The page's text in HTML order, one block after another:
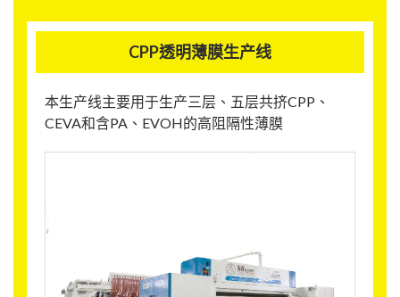
CPP透明薄膜生产线
本生产线主要用于生产三层、五层共挤CPP、
CEVA和含PA、EVOH的高阻隔性薄膜